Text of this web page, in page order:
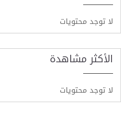
لا توجد محتويات
الأكثر مشاهدة
لا توجد محتويات